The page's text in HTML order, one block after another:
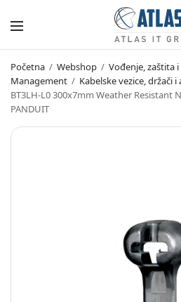
Početna / Webshop / Vođenje, zaštita
Management / Kabelske vezice, držači i
BT3LH-L0 300x7mm Weather Resistant
PANDUIT